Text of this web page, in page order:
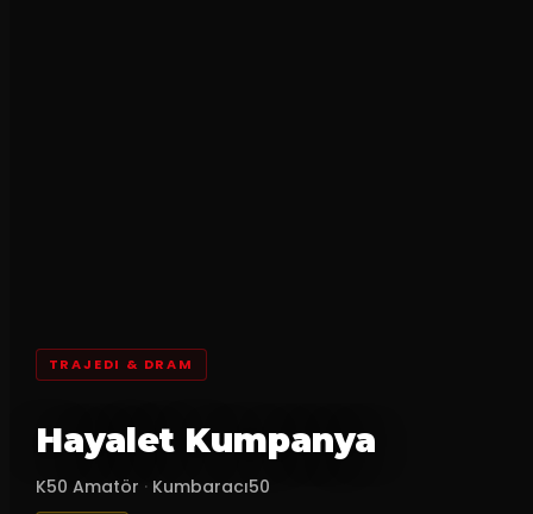
TRAJEDI & DRAM
Hayalet Kumpanya
K50 Amatör · Kumbaracı50